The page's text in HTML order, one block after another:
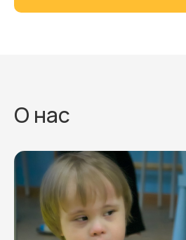
О нас